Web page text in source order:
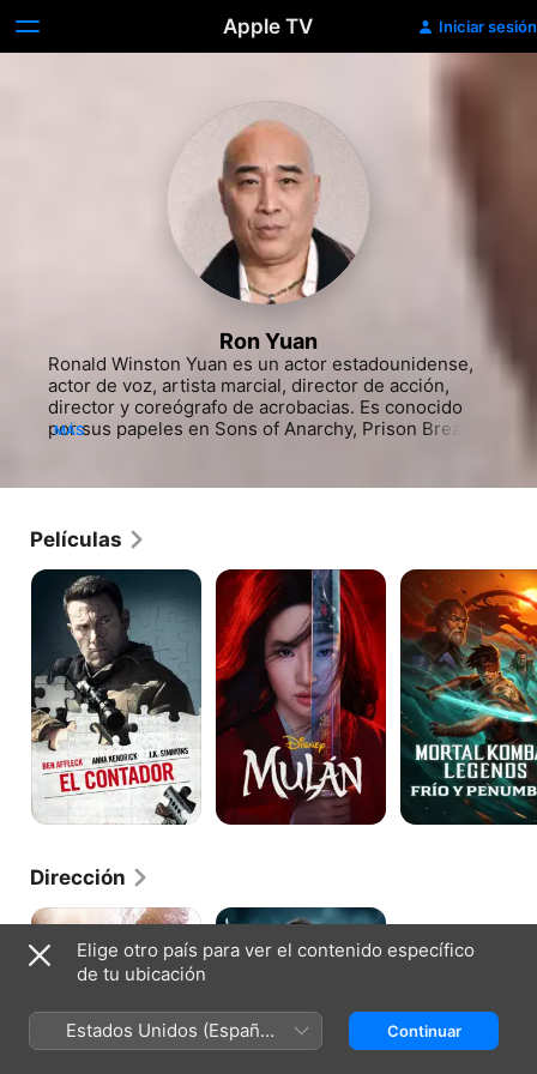
Apple TV Iniciar sesión
Ron Yuan
Ronald Winston Yuan​ es un actor estadounidense,
actor de voz, artista marcial, director de acción,
director y coreógrafo de acrobacias. Es conocido
por sus papeles en Sons of Anarchy, Prison Break,
conjunto como el sargento Qiang en la adaptación
MÁS
Películas
El
Contador
Mulán
Mortal
Kombat
Legends:
Frío
y
Penumbra
Dirección
Step
El
baile
Blade
the
Elige otro país para ver el contenido específico
de tu ubicación
Estados Unidos (Español
México)
Continuar